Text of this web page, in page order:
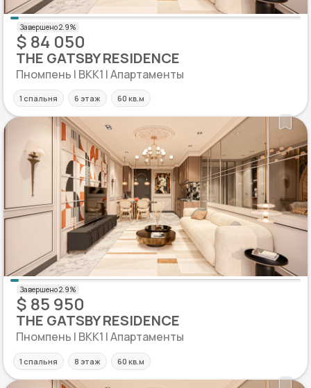
$ 84 050
THE GATSBY RESIDENCE
Пномпень | BKK1 | Апартаменты
1 спальня 6 этаж 60 кв.м
$ 85 950
THE GATSBY RESIDENCE
Пномпень | BKK1 | Апартаменты
1 спальня 8 этаж 60 кв.м